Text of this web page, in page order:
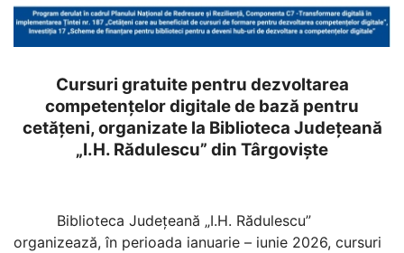
Cursuri gratuite pentru dezvoltarea
competențelor digitale de bază pentru
cetățeni, organizate la Biblioteca Județeană
„I.H. Rădulescu” din Târgoviște
Biblioteca Județeană „I.H. Rădulescu”
organizează, în perioada ianuarie – iunie 2026, cursuri